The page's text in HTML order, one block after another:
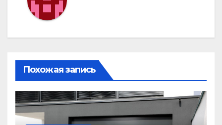
Похожая запись